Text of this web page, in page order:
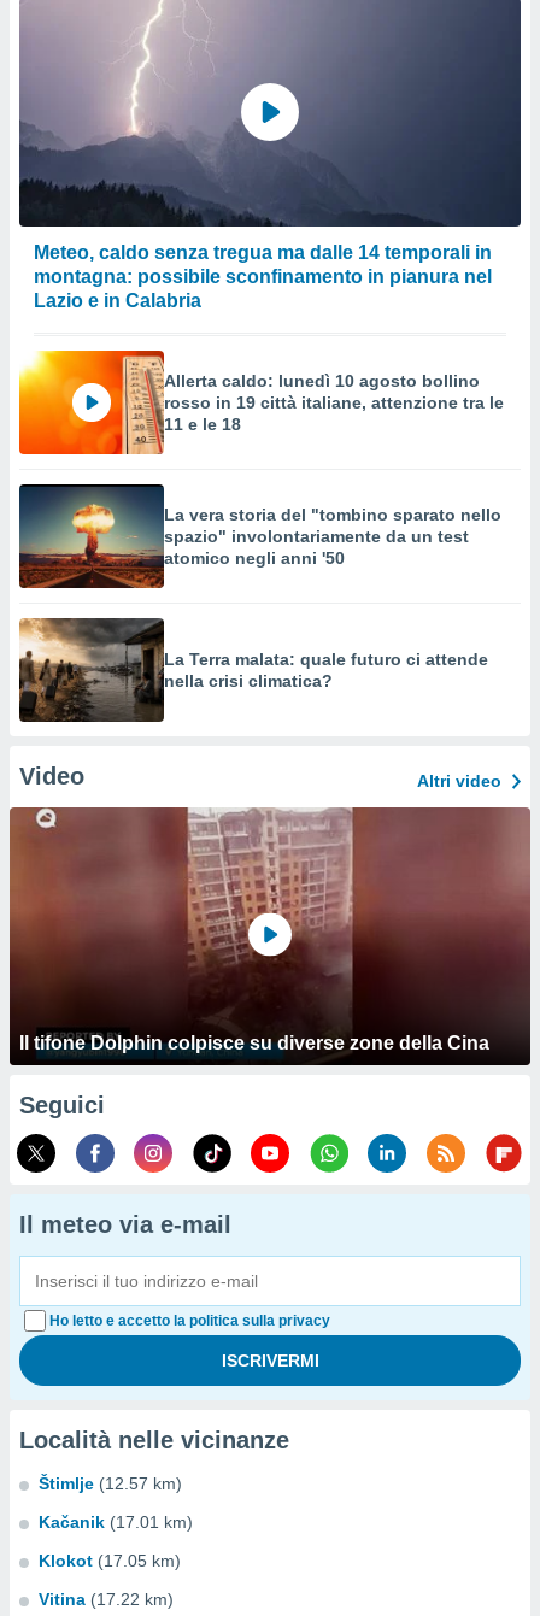
Meteo, caldo senza tregua ma dalle 14 temporali in
montagna: possibile sconfinamento in pianura nel
Lazio e in Calabria
Allerta caldo: lunedì 10 agosto bollino
rosso in 19 città italiane, attenzione tra le
11 e le 18
La vera storia del "tombino sparato nello
spazio" involontariamente da un test
atomico negli anni '50
La Terra malata: quale futuro ci attende
nella crisi climatica?
Video Altri video
Il tifone Dolphin colpisce su diverse zone della Cina
Seguici
Il meteo via e-mail
Ho letto e accetto la politica sulla privacy
Località nelle vicinanze
Štimlje (12.57 km)
Kačanik (17.01 km)
Klokot (17.05 km)
Vitina (17.22 km)